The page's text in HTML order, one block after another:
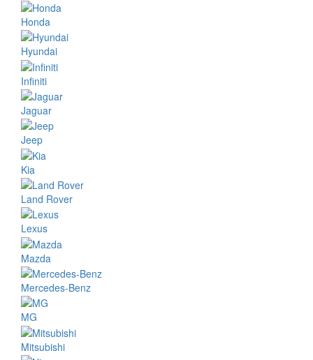
Honda
Hyundai
Infiniti
Jaguar
Jeep
Kia
Land Rover
Lexus
Mazda
Mercedes-Benz
MG
Mitsubishi